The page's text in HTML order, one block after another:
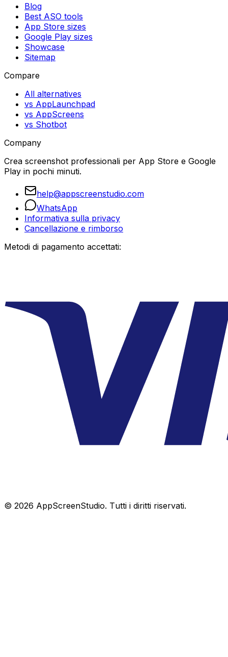
Blog
Best ASO tools
App Store sizes
Google Play sizes
Showcase
Sitemap
Compare
All alternatives
vs AppLaunchpad
vs AppScreens
vs Shotbot
Company
Crea screenshot professionali per App Store e Google
Play in pochi minuti.
help@appscreenstudio.com
WhatsApp
Informativa sulla privacy
Cancellazione e rimborso
Metodi di pagamento accettati:
© 2026 AppScreenStudio. Tutti i diritti riservati.